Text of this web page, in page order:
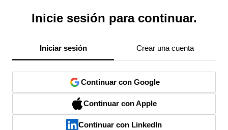
Inicie sesión para continuar.
Iniciar sesión Crear una cuenta
Continuar con Google
Continuar con Apple
Continuar con LinkedIn